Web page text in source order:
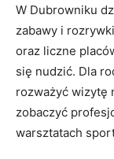
W Dubrowniku
zabawy i
oraz‌ liczne
się‍ nudzić. Dla
rozważyć wizytę⁣
zobaczyć
warsztatach